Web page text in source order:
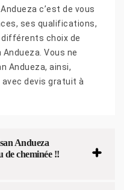
c’est de vous
ses qualifications,
choix de
Vous ne
Andueza, ainsi,
devis gratuit à
Andueza
de cheminée !!